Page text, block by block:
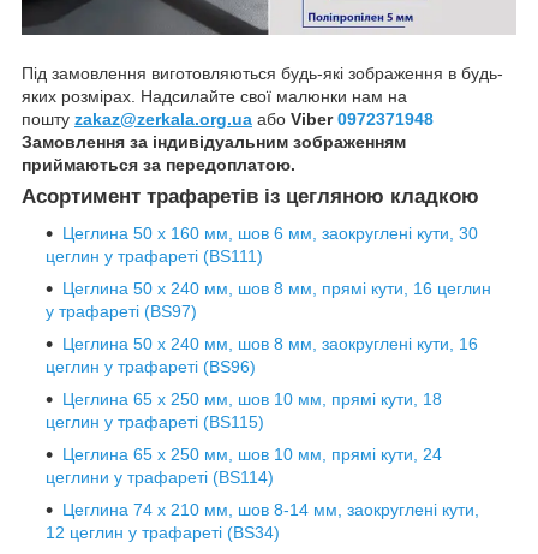
Під замовлення виготовляються будь-які зображення в будь-
яких розмірах. Надсилайте свої малюнки нам на
пошту zakaz@zerkala.org.ua або Viber 0972371948
Замовлення за індивідуальним зображенням
приймаються за передоплатою.
Асортимент трафаретів із цегляною кладкою
Цеглина 50 х 160 мм, шов 6 мм, заокруглені кути, 30
цеглин у трафареті (BS111)
Цеглина 50 х 240 мм, шов 8 мм, прямі кути, 16 цеглин
у трафареті (BS97)
Цеглина 50 х 240 мм, шов 8 мм, заокруглені кути, 16
цеглин у трафареті (BS96)
Цеглина 65 х 250 мм, шов 10 мм, прямі кути, 18
цеглин у трафареті (BS115)
Цеглина 65 х 250 мм, шов 10 мм, прямі кути, 24
цеглини у трафареті (BS114)
Цеглина 74 х 210 мм, шов 8-14 мм, заокруглені кути,
12 цеглин у трафареті (BS34)